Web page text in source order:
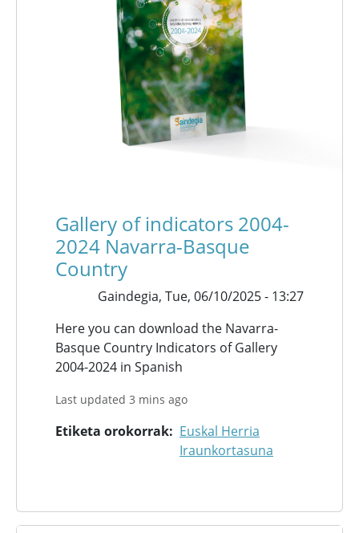
Gallery of indicators 2004-
2024 Navarra-Basque
Country
Gaindegia, Tue, 06/10/2025 - 13:27
Here you can download the Navarra-
Basque Country Indicators of Gallery
2004-2024 in Spanish
Last updated 3 mins ago
Etiketa orokorrak
Euskal Herria
Iraunkortasuna